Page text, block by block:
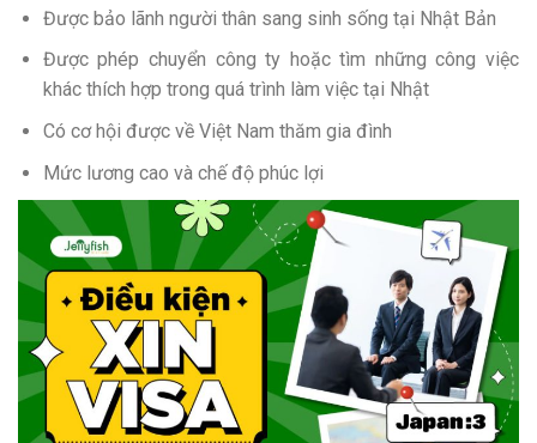
Được bảo lãnh người thân sang sinh sống tại Nhật Bản
Được phép chuyển công ty hoặc tìm những công việc
khác thích hợp trong quá trình làm việc tại Nhật
Có cơ hội được về Việt Nam thăm gia đình
Mức lương cao và chế độ phúc lợi